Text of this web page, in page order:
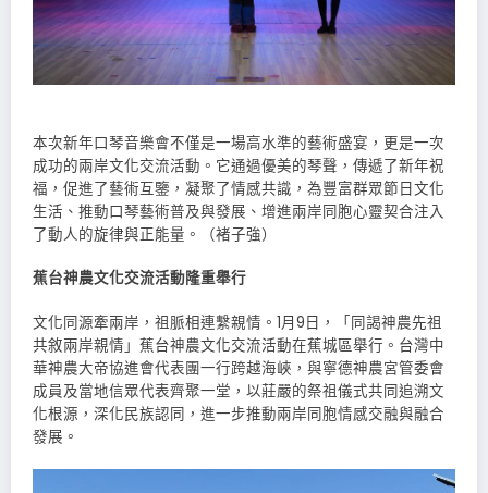
本次新年口琴音樂會不僅是一場高水準的藝術盛宴，更是一次
成功的兩岸文化交流活動。它通過優美的琴聲，傳遞了新年祝
福，促進了藝術互鑒，凝聚了情感共識，為豐富群眾節日文化
生活、推動口琴藝術普及與發展、增進兩岸同胞心靈契合注入
了動人的旋律與正能量。（褚子強）
蕉台神農文化交流活動隆重舉行
文化同源牽兩岸，祖脈相連繫親情。1月9日，「同謁神農先祖
共敘兩岸親情」蕉台神農文化交流活動在蕉城區舉行。台灣中
華神農大帝協進會代表團一行跨越海峽，與寧德神農宮管委會
成員及當地信眾代表齊聚一堂，以莊嚴的祭祖儀式共同追溯文
化根源，深化民族認同，進一步推動兩岸同胞情感交融與融合
發展。